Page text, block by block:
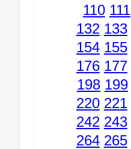
110 111
132 133
154 155
176 177
198 199
220 221
242 243
264 265